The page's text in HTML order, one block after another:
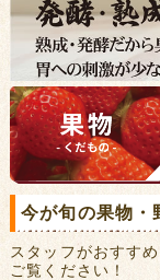
今が旬の果物・
スタッフがおすす
ご覧ください！